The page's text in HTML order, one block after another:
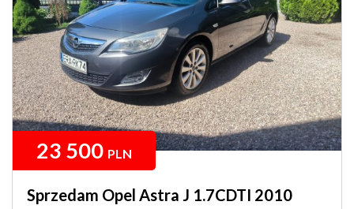
23 500 PLN
Sprzedam Opel Astra J 1.7CDTI 2010